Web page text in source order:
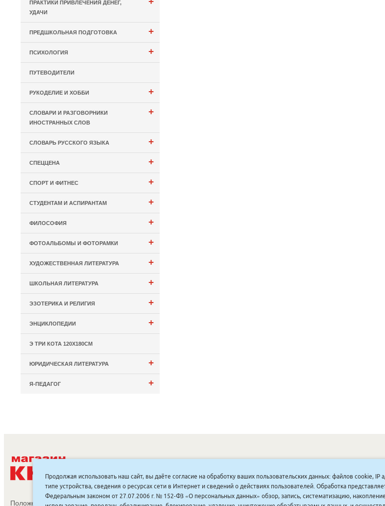
ПРАКТИКИ ПРИВЛЕЧЕНИЯ ДЕНЕГ,
УДАЧИ
+
ПРЕДШКОЛЬНАЯ ПОДГОТОВКА
+
ПСИХОЛОГИЯ
ПУТЕВОДИТЕЛИ
+
РУКОДЕЛИЕ И ХОББИ
+
СЛОВАРИ И РАЗГОВОРНИКИ
ИНОСТРАННЫХ СЛОВ
+
СЛОВАРЬ РУССКОГО ЯЗЫКА
+
СПЕЦЦЕНА
+
СПОРТ И ФИТНЕС
+
СТУДЕНТАМ И АСПИРАНТАМ
+
ФИЛОСОФИЯ
+
ФОТОАЛЬБОМЫ И ФОТОРАМКИ
+
ХУДОЖЕСТВЕННАЯ ЛИТЕРАТУРА
+
ШКОЛЬНАЯ ЛИТЕРАТУРА
+
ЭЗОТЕРИКА И РЕЛИГИЯ
+
ЭНЦИКЛОПЕДИИ
Э ТРИ КОТА 120Х180СМ
+
ЮРИДИЧЕСКАЯ ЛИТЕРАТУРА
+
Я-ПЕДАГОГ
Положение об обработке и защите персональных данных
ДИСКОНТНАЙ СИСТЕМА
ЮРИДИЧЕСКАЙ
Продолжая использовать наш сайт, вы даёте согласие на обработку ваших пользовательских данных: файлов cookie,
типе устройства, сведения о ресурсах сети в Интернет и сведений о действиях пользователей. Обработка
Федеральным законом от 27.07.2006 г. № 152-ФЗ «О персональных данных» обзор, запись, систематизацию,